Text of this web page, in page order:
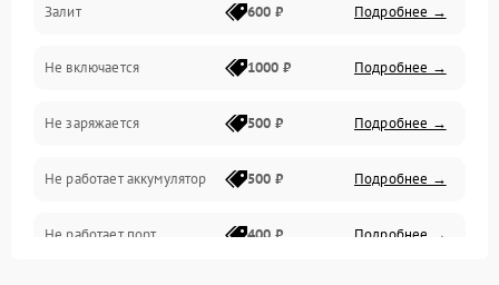
Питание и питание цепей
Проблемы с картами памяти
Объективы
Программные сбои
Коммуникации и интерфейсы
Залит 600 ₽ Подробнее →
Не включается 1000 ₽ Подробнее →
Не заряжается 500 ₽ Подробнее →
Не работает аккумулятор 500 ₽ Подробнее →
Не работает порт 400 ₽ Подробнее →